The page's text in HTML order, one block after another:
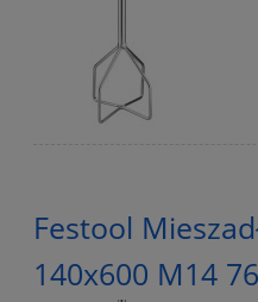
Festool
140x600 M14